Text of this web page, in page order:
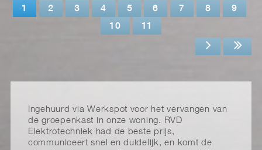
1 2 3 4 5 6 7 8 9
10 11
Ingehuurd via Werkspot voor het vervangen van
de groepenkast in onze woning. RVD
Elektrotechniek had de beste prijs,
communiceert snel en duidelijk, en komt de